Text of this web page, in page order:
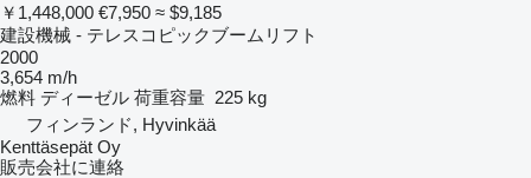
￥1,448,000 €7,950 ≈ $9,185
建設機械 - テレスコピックブームリフト
2000
3,654 m/h
燃料 ディーゼル 荷重容量 225 kg
フィンランド, Hyvinkää
Kenttäsepät Oy
販売会社に連絡